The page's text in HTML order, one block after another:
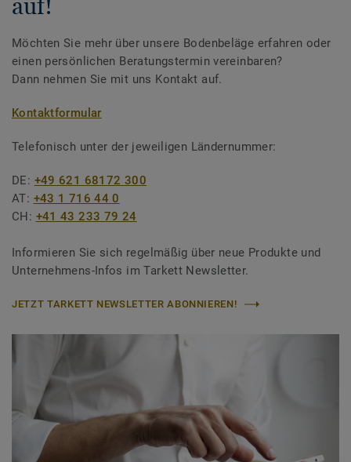
auf!
Möchten Sie mehr über unsere Bodenbeläge erfahren oder
einen persönlichen Beratungstermin vereinbaren?
Dann nehmen Sie mit uns Kontakt auf.
Kontaktformular
Telefonisch unter der jeweiligen Ländernummer:
DE: +49 621 68172 300
AT: +43 1 716 44 0
CH: +41 43 233 79 24
Informieren Sie sich regelmäßig über neue Produkte und
Unternehmens-Infos im Tarkett Newsletter.
JETZT TARKETT NEWSLETTER ABONNIEREN!